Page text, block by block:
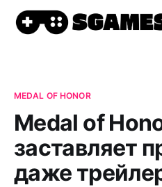
MEDAL OF HONOR
Medal of
заставляет
даже